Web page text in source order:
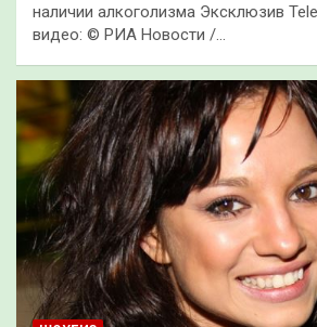
наличии алкоголизма Эксклюзив
видео: © РИА Новости /…